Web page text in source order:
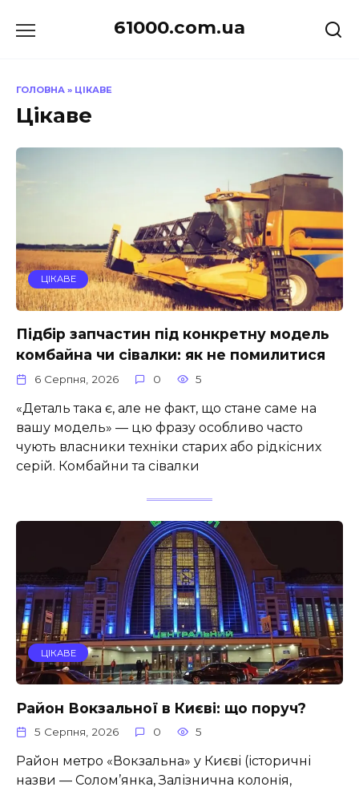
до
61000.com.ua
ГОЛОВНА » ЦІКАВЕ
Цікаве
ЦІКАВЕ
Підбір запчастин під конкретну модель
комбайна чи сівалки: як не помилитися
6 Серпня, 2026 0 5
«Деталь така є, але не факт, що стане саме на
вашу модель» — цю фразу особливо часто
чують власники техніки старих або рідкісних
серій. Комбайни та сівалки
ЦІКАВЕ
Район Вокзальної в Києві: що поруч?
5 Серпня, 2026 0 5
Район метро «Вокзальна» у Києві (історичні
назви — Солом’янка, Залізнична колонія,